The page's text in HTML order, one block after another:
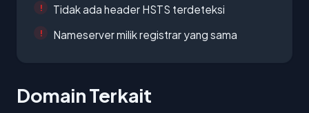
Tidak ada header HSTS terdeteksi
Nameserver milik registrar yang sama
Domain Terkait